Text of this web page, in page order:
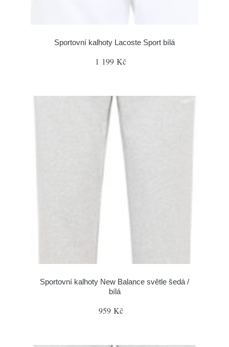
Sportovní kalhoty Lacoste Sport bílá
1 199 Kč
Sportovní kalhoty New Balance světle šedá /
bílá
959 Kč